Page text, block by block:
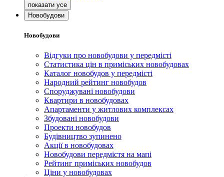
Новобудови
Новобудови
Відгуки про новобудови у передмісті
Статистика цін в приміських новобудовах
Каталог новобудов у передмісті
Народний рейтинг новобудов
Споруджувані новобудови
Квартири в новобудовах
Апартаменти у житлових комплексах
Збудовані новобудови
Проекти новобудов
Будівництво зупинено
Акції в новобудовах
Новобудови передмістя на мапі
Рейтинг приміських новобудов
Ціни у новобудовах